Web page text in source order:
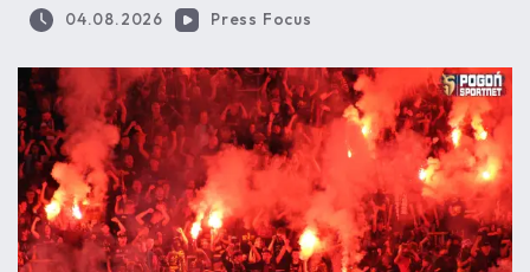
04.08.2026 Press Focus